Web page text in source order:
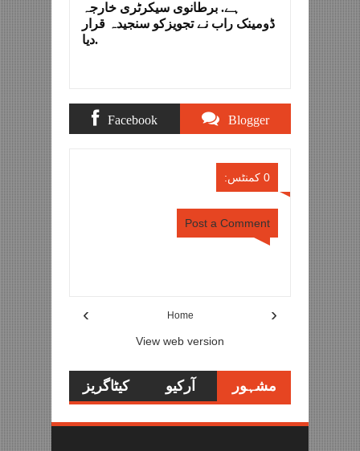
ہے. برطانوی سیکرٹری خارجہ
ڈومینک راب نے تجویزکو سنجیدہ قرار
دیا.
Blogger
Facebook
0 کمنٹس:
Post a Comment
‹
› Home
View web version
مشہور
آرکیو کیٹاگریز